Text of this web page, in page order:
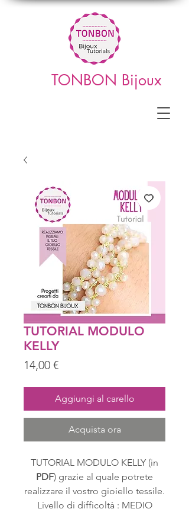
TONBON Bijoux
TUTORIAL MODULO
KELLY
14,00 €Prezzo
Aggiungi al carello
Acquista ora
TUTORIAL MODULO KELLY (in
PDF) grazie al quale potrete
realizzare il vostro gioiello tessile.
Livello di difficoltà : MEDIO